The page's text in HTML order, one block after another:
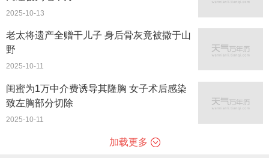
2025-10-13
老太将遗产全赠干儿子 身后骨灰竟被撒于山
野
2025-10-11
闺蜜为1万中介费诱导其隆胸 女子术后感染
致左胸部分切除
2025-10-11
加载更多